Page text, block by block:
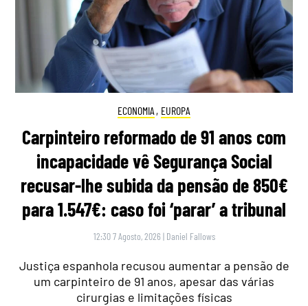
ECONOMIA , EUROPA
Carpinteiro reformado de 91 anos com
incapacidade vê Segurança Social
recusar-lhe subida da pensão de 850€
para 1.547€: caso foi ‘parar’ a tribunal
12:30 7 Agosto, 2026 | Daniel Fallows
Justiça espanhola recusou aumentar a pensão de
um carpinteiro de 91 anos, apesar das várias
cirurgias e limitações físicas